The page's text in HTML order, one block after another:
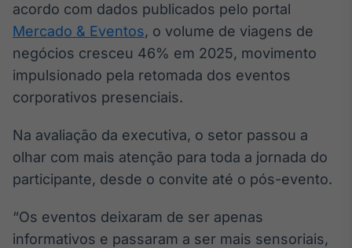
acordo com dados publicados pelo portal
Mercado & Eventos, o volume de viagens de
negócios cresceu 46% em 2025, movimento
impulsionado pela retomada dos eventos
corporativos presenciais.
Na avaliação da executiva, o setor passou a
olhar com mais atenção para toda a jornada do
participante, desde o convite até o pós-evento.
“Os eventos deixaram de ser apenas
informativos e passaram a ser mais sensoriais,